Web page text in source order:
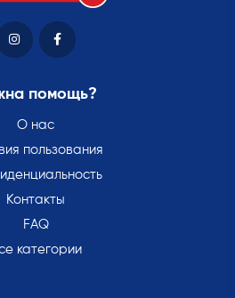
помощь?
О нас
пользования
Контакты
FAQ
категории